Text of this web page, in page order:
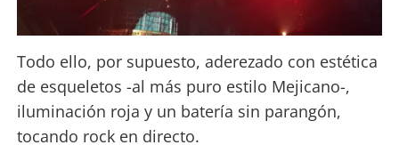
Todo ello, por supuesto, aderezado con estética
de esqueletos -al más puro estilo Mejicano-,
iluminación roja y un batería sin parangón,
tocando rock en directo.